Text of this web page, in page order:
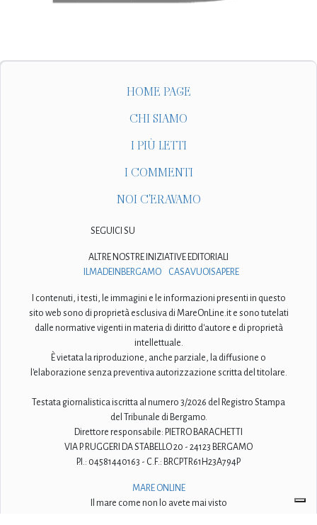
HOME PAGE
CHI SIAMO
I PIÙ LETTI
I COMMENTI
NOI C'ERAVAMO
SEGUICI SU
ALTRE NOSTRE INIZIATIVE EDITORIALI
ILMADEINBERGAMO
CASAVUOISAPERE
I contenuti, i testi, le immagini e le informazioni presenti in questo
sito web sono di proprietà esclusiva di MareOnLine.it e sono tutelati
dalle normative vigenti in materia di diritto d'autore e di proprietà
intellettuale.
È vietata la riproduzione, anche parziale, la diffusione o
l'elaborazione senza preventiva autorizzazione scritta del titolare.
Testata giornalistica iscritta al numero 3/2026 del Registro Stampa
del Tribunale di Bergamo.
Direttore responsabile: PIETRO BARACHETTI
VIA P. RUGGERI DA STABELLO 20 - 24123 BERGAMO
P.I.: 04581440163 - C.F.: BRCPTR61H23A794P
MARE ONLINE
Il mare come non lo avete mai visto